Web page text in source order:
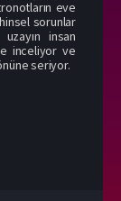
eve
sorunlar
insan
inceliyor ve
seriyor.